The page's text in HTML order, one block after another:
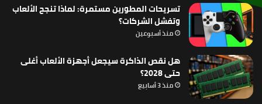
تسريحات المطورين مستمرة: لماذا تنجح الألعاب
وتفشل الشركات؟
منذ أسبوعين
هل نقص الذاكرة سيجعل أجهزة الألعاب أغلى
حتى 2028؟
منذ 3 أسابيع